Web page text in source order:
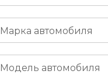
Марка автомобиля
Модель автомобиля